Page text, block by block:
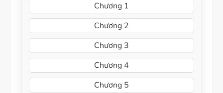
Chương 1
Chương 2
Chương 3
Chương 4
Chương 5